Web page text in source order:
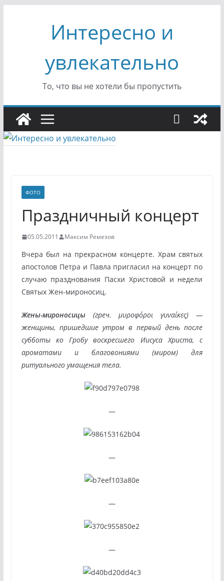
содержимомуИнтересно и
увлекательно
То, что вы не хотели бы пропустить
ФОТО
Праздничный концерт
05.05.2011 Максим Ремезов
Вчера был на прекрасном концерте. Храм святых
апостолов Петра и Павла пригласил на концерт по
случаю празднования Пасхи Христовой и недели
Святых Жен-мироносиц.
Жены-мироносицы(греч. μυροφόροι γυναίκες) —
женщины, пришедшие утром в первый день после
субботы ко Гробу воскресшего Иисуса Христа, с
ароматами и благовониями (миром) для
ритуального умащения тела.
—
—
—
—